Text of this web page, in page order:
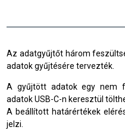
Az adatgyűjtőt három
adatok gyűjtésére tervezték.
A gyűjtött adatok egy nem
adatok USB-C-n keresztül
A beállított határértékek
jelzi.